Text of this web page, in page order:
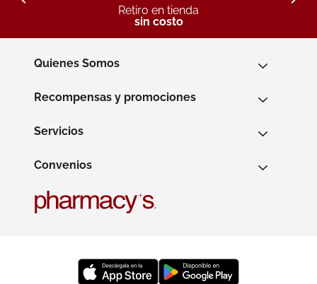
Retiro en tienda
sin costo
Quienes Somos
Recompensas y promociones
Servicios
Convenios